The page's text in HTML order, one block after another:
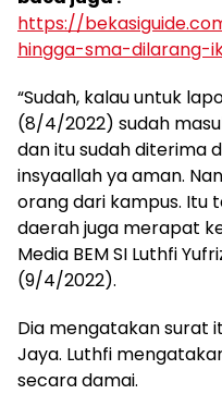
https://
hingga-sma-dilarang-
“Sudah, kalau untuk
(8/4/2022) sudah
dan itu sudah diterima
insyaallah ya aman.
orang dari kampus. Itu
daerah juga merapat
Media BEM SI Luthfi
(9/4/2022).
Dia mengatakan surat
Jaya. Luthfi
secara damai.